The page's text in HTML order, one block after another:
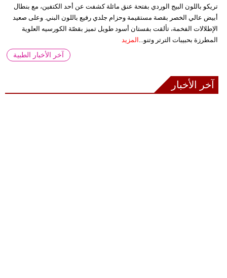
تريكو باللون البيج الوردي بفتحة عنق مائلة كشفت عن أحد الكتفين، مع بنطال
أبيض عالي الخصر بقصة مستقيمة وحزام جلدي رفيع باللون البني. وعلى صعيد
الإطلالات الفخمة، تألقت بفستان أسود طويل تميز بقصّة الكورسيه العلوية
المطرزة بحبيبات الترتر وتنو... المزيد
آخر الأخبار الطبية
آخر الأخبار